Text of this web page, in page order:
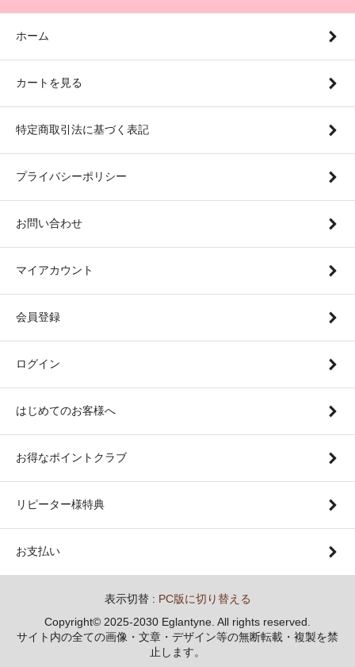
ホーム
カートを見る
特定商取引法に基づく表記
プライバシーポリシー
お問い合わせ
マイアカウント
会員登録
ログイン
はじめてのお客様へ
お得なポイントクラブ
リピーター様特典
お支払い
表示切替 : PC版に切り替える
Copyright© 2025-2030 Eglantyne. All rights reserved.
サイト内の全ての画像・文章・デザイン等の無断転載・複製を禁
止します。